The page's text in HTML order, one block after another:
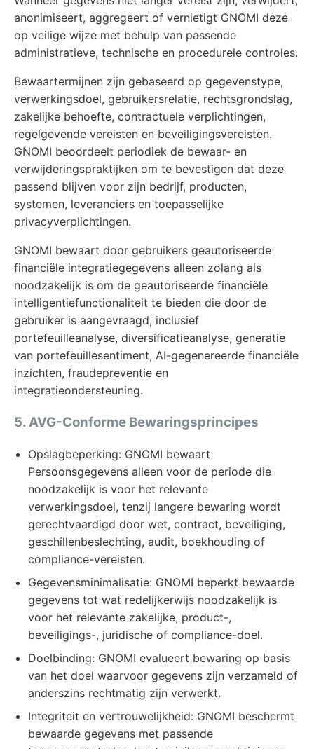
anonimiseert, aggregeert of vernietigt GNOMI deze
op veilige wijze met behulp van passende
administratieve, technische en procedurele controles.
Bewaartermijnen zijn gebaseerd op gegevenstype,
verwerkingsdoel, gebruikersrelatie, rechtsgrondslag,
zakelijke behoefte, contractuele verplichtingen,
regelgevende vereisten en beveiligingsvereisten.
GNOMI beoordeelt periodiek de bewaar- en
verwijderingspraktijken om te bevestigen dat deze
passend blijven voor zijn bedrijf, producten,
systemen, leveranciers en toepasselijke
privacyverplichtingen.
GNOMI bewaart door gebruikers geautoriseerde
financiële integratiegegevens alleen zolang als
noodzakelijk is om de geautoriseerde financiële
intelligentiefunctionaliteit te bieden die door de
gebruiker is aangevraagd, inclusief
portefeuilleanalyse, diversificatieanalyse, generatie
van portefeuillesentiment, AI-gegenereerde financiële
inzichten, fraudepreventie en
integratieondersteuning.
5. AVG-Conforme Bewaringsprincipes
Opslagbeperking: GNOMI bewaart
Persoonsgegevens alleen voor de periode die
noodzakelijk is voor het relevante
verwerkingsdoel, tenzij langere bewaring wordt
gerechtvaardigd door wet, contract, beveiliging,
geschillenbeslechting, audit, boekhouding of
compliance-vereisten.
Gegevensminimalisatie: GNOMI beperkt bewaarde
gegevens tot wat redelijkerwijs noodzakelijk is
voor het relevante zakelijke, product-,
beveiligings-, juridische of compliance-doel.
Doelbinding: GNOMI evalueert bewaring op basis
van het doel waarvoor gegevens zijn verzameld of
anderszins rechtmatig zijn verwerkt.
Integriteit en vertrouwelijkheid: GNOMI beschermt
bewaarde gegevens met passende